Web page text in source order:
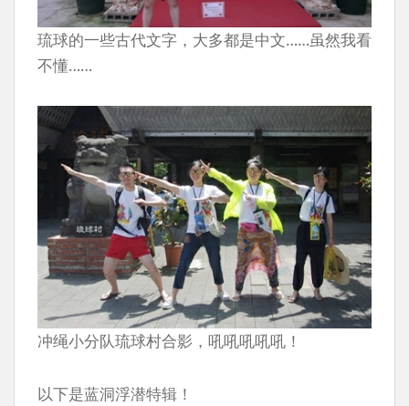
琉球的一些古代文字，大多都是中文……虽然我看
不懂……
冲绳小分队琉球村合影，吼吼吼吼吼！
以下是蓝洞浮潜特辑！